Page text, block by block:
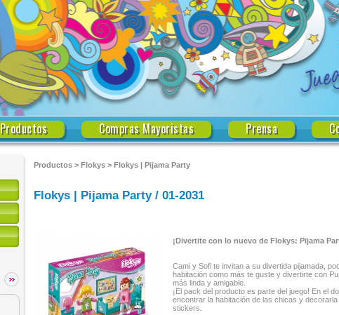
Productos Compras Mayoristas Prensa
Productos > Flokys > Flokys | Pijama Party
Flokys | Pijama Party / 01-2031
¡Divertite con lo nuevo de Flokys: Pijama
Cami y Sofi te invitan a su divertida pijamada,
habitación como más te guste y divertirte con
más linda y amigable.
¡El pack del producto es parte del juego! En el
encontrar la habitación de las chicas y
stickers.